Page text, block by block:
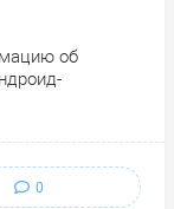
об
0